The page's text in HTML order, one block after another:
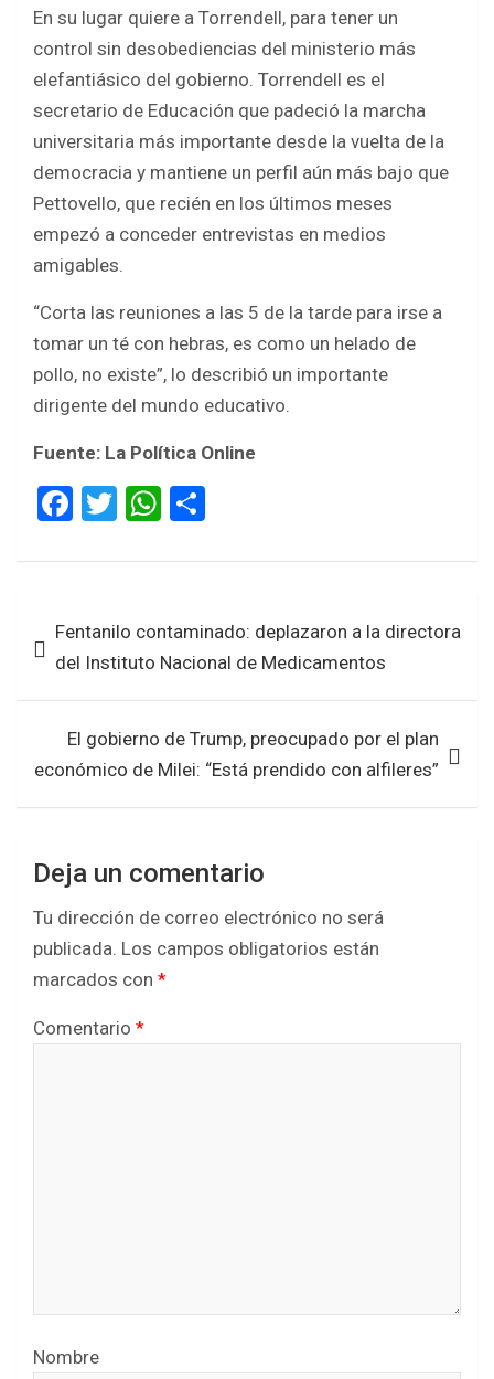
En su lugar quiere a Torrendell, para tener un
control sin desobediencias del ministerio más
elefantiásico del gobierno. Torrendell es el
secretario de Educación que padeció la marcha
universitaria más importante desde la vuelta de la
democracia y mantiene un perfil aún más bajo que
Pettovello, que recién en los últimos meses
empezó a conceder entrevistas en medios
amigables.
“Corta las reuniones a las 5 de la tarde para irse a
tomar un té con hebras, es como un helado de
pollo, no existe”, lo describió un importante
dirigente del mundo educativo.
Fuente: La Política Online
F
ce
o
o
k
T
tt
W
at
A
p
p
ar
de Fentanilo contaminado: deplazaron a la directora
del Instituto Nacional de Medicamentos
El gobierno de Trump, preocupado por el plan
económico de Milei: “Está prendido con alfileres”
Deja un comentario
Tu dirección de correo electrónico no será
publicada. Los campos obligatorios están
marcados con *
Comentario *
Nombre